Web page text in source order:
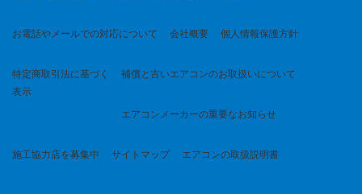
お電話やメールでの対応について 会社概要 個人情報保護方針
特定商取引法に基づく
表示
補償と古いエアコンのお取扱いについて
エアコンメーカーの重要なお知らせ
施工協力店を募集中 サイトマップ エアコンの取扱説明書